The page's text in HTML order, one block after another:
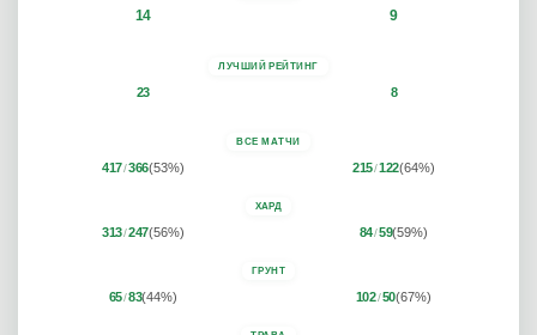
14 9
23
ЛУЧШИЙ РЕЙТИНГ
8
417/366(53%)
ВСЕ МАТЧИ
215/122(64%)
313/247(56%)
ХАРД
84/59(59%)
65/83(44%)
ГРУНТ
102/50(67%)